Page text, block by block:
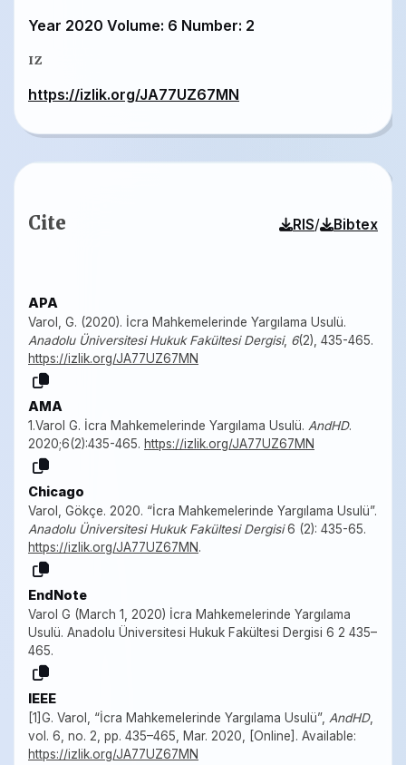
Year 2020 Volume: 6 Number: 2
IZ
https://izlik.org/JA77UZ67MN
Cite RIS/ Bibtex
APA
Varol, G. (2020). İcra Mahkemelerinde Yargılama Usulü.
Anadolu Üniversitesi Hukuk Fakültesi Dergisi, 6(2), 435-465.
https://izlik.org/JA77UZ67MN
AMA
1.Varol G. İcra Mahkemelerinde Yargılama Usulü. AndHD.
2020;6(2):435-465. https://izlik.org/JA77UZ67MN
Chicago
Varol, Gökçe. 2020. “İcra Mahkemelerinde Yargılama Usulü”.
Anadolu Üniversitesi Hukuk Fakültesi Dergisi6 (2): 435-65.
https://izlik.org/JA77UZ67MN.
EndNote
Varol G (March 1, 2020) İcra Mahkemelerinde Yargılama
Usulü. Anadolu Üniversitesi Hukuk Fakültesi Dergisi 6 2 435–
465.
IEEE
[1]G. Varol, “İcra Mahkemelerinde Yargılama Usulü”, AndHD,
vol. 6, no. 2, pp. 435–465, Mar. 2020, [Online]. Available:
https://izlik.org/JA77UZ67MN